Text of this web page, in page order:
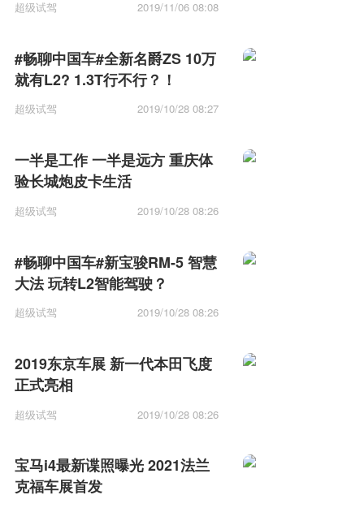
超级试驾 2019/11/06 08:08
#畅聊中国车#全新名爵ZS 10万
就有L2? 1.3T行不行？！
超级试驾 2019/10/28 08:27
一半是工作 一半是远方 重庆体
验长城炮皮卡生活
超级试驾 2019/10/28 08:26
#畅聊中国车#新宝骏RM-5 智慧
大法 玩转L2智能驾驶？
超级试驾 2019/10/28 08:26
2019东京车展 新一代本田飞度
正式亮相
超级试驾 2019/10/28 08:26
宝马i4最新谍照曝光 2021法兰
克福车展首发